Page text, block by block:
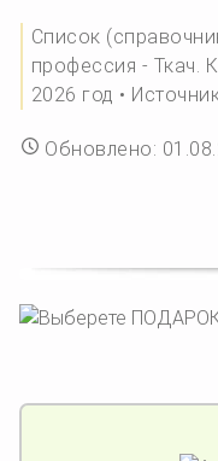
Список
профессия - Ткач.
2026 год •
Обновлено: